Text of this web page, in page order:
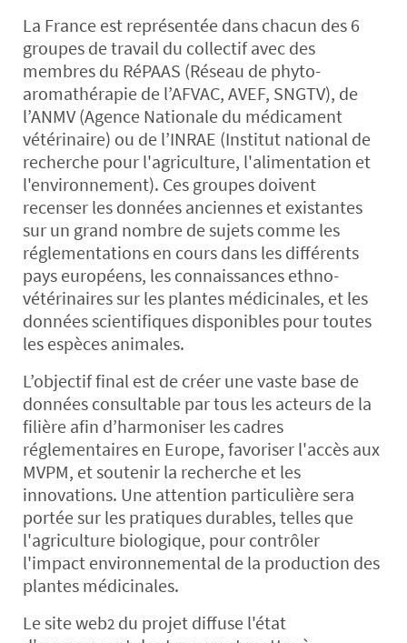
La France est représentée dans chacun des 6
groupes de travail du collectif avec des
membres du RéPAAS (Réseau de phyto-
aromathérapie de l’AFVAC, AVEF, SNGTV), de
l’ANMV (Agence Nationale du médicament
vétérinaire) ou de l’INRAE (Institut national de
recherche pour l'agriculture, l'alimentation et
l'environnement). Ces groupes doivent
recenser les données anciennes et existantes
sur un grand nombre de sujets comme les
réglementations en cours dans les différents
pays européens, les connaissances ethno-
vétérinaires sur les plantes médicinales, et les
données scientifiques disponibles pour toutes
les espèces animales.
L’objectif final est de créer une vaste base de
données consultable par tous les acteurs de la
filière afin d’harmoniser les cadres
réglementaires en Europe, favoriser l'accès aux
MVPM, et soutenir la recherche et les
innovations. Une attention particulière sera
portée sur les pratiques durables, telles que
l'agriculture biologique, pour contrôler
l'impact environnemental de la production des
plantes médicinales.
Le site web2 du projet diffuse l'état